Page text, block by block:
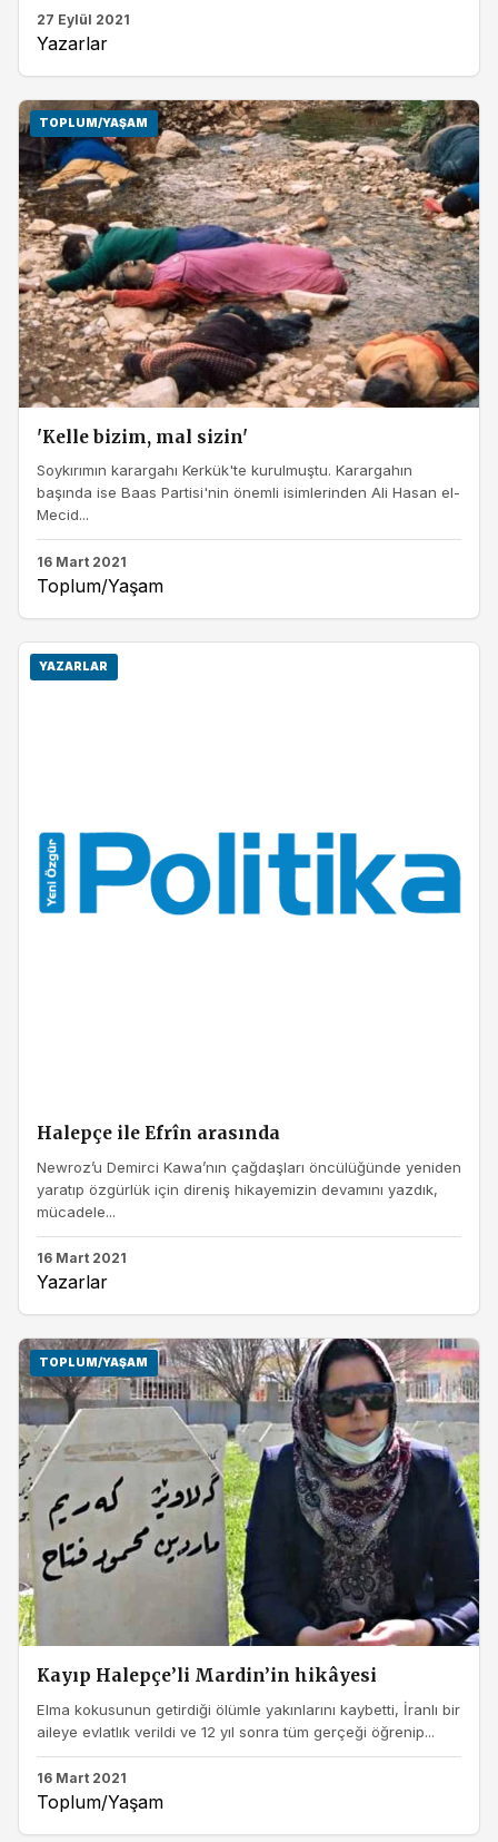
27 Eylül 2021
Yazarlar
TOPLUM/YAŞAM
'Kelle bizim, mal sizin'
Soykırımın karargahı Kerkük'te kurulmuştu. Karargahın
başında ise Baas Partisi'nin önemli isimlerinden Ali Hasan el-
Mecid...
16 Mart 2021
Toplum/Yaşam
YAZARLAR
Halepçe ile Efrîn arasında
Newroz’u Demirci Kawa’nın çağdaşları öncülüğünde yeniden
yaratıp özgürlük için direniş hikayemizin devamını yazdık,
mücadele...
16 Mart 2021
Yazarlar
TOPLUM/YAŞAM
Kayıp Halepçe’li Mardin’in hikâyesi
Elma kokusunun getirdiği ölümle yakınlarını kaybetti, İranlı bir
aileye evlatlık verildi ve 12 yıl sonra tüm gerçeği öğrenip...
16 Mart 2021
Toplum/Yaşam